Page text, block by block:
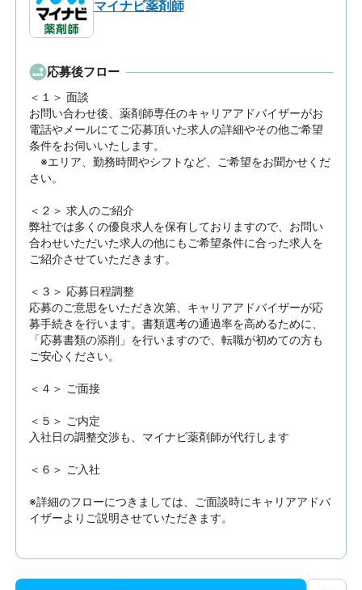
マイナビ薬剤師
応募後フロー
＜１＞ 面談
お問い合わせ後、薬剤師専任のキャリアアドバイザーがお
電話やメールにてご応募頂いた求人の詳細やその他ご希望
条件をお伺いいたします。
※エリア、勤務時間やシフトなど、ご希望をお聞かせくだ
さい。
＜２＞ 求人のご紹介
弊社では多くの優良求人を保有しておりますので、お問い
合わせいただいた求人の他にもご希望条件に合った求人を
ご紹介させていただきます。
＜３＞ 応募日程調整
応募のご意思をいただき次第、キャリアアドバイザーが応
募手続きを行います。書類選考の通過率を高めるために、
「応募書類の添削」を行いますので、転職が初めての方も
ご安心ください。
＜４＞ ご面接
＜５＞ ご内定
入社日の調整交渉も、マイナビ薬剤師が代行します
＜６＞ ご入社
※詳細のフローにつきましては、ご面談時にキャリアアドバ
イザーよりご説明させていただきます。